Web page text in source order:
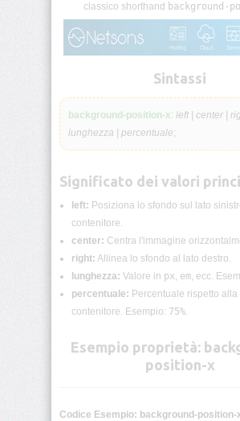
Unità
lunghezza
Funzioni
CSS
Test
Commenti
accent-
color
align-
items
classico shorthand background-
Sintassi
background-position-x: left | center |
lunghezza | percentuale;
Significato dei valori
left: Posiziona lo sfondo sul lato
contenitore.
center: Centra l'immagine
right: Allinea lo sfondo al lato destro.
lunghezza: Valore in px, em, ecc.
percentuale: Percentuale rispetto alla
contenitore. Esempio: 75%.
Esempio proprietà:
position-x
Codice Esempio: background-position-